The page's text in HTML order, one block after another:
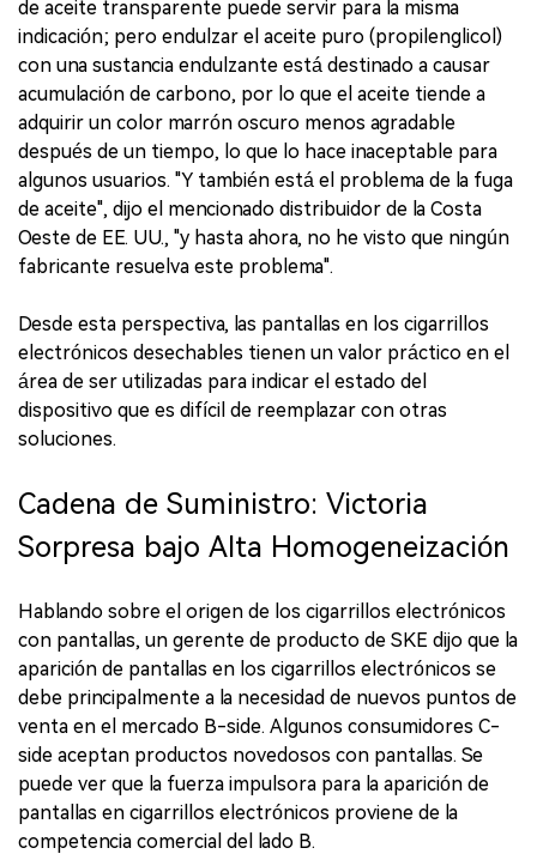
de aceite transparente puede servir para la misma
indicación; pero endulzar el aceite puro (propilenglicol)
con una sustancia endulzante está destinado a causar
acumulación de carbono, por lo que el aceite tiende a
adquirir un color marrón oscuro menos agradable
después de un tiempo, lo que lo hace inaceptable para
algunos usuarios. "Y también está el problema de la fuga
de aceite", dijo el mencionado distribuidor de la Costa
Oeste de EE. UU., "y hasta ahora, no he visto que ningún
fabricante resuelva este problema".
Desde esta perspectiva, las pantallas en los cigarrillos
electrónicos desechables tienen un valor práctico en el
área de ser utilizadas para indicar el estado del
dispositivo que es difícil de reemplazar con otras
soluciones.
Cadena de Suministro: Victoria
Sorpresa bajo Alta Homogeneización
Hablando sobre el origen de los cigarrillos electrónicos
con pantallas, un gerente de producto de SKE dijo que la
aparición de pantallas en los cigarrillos electrónicos se
debe principalmente a la necesidad de nuevos puntos de
venta en el mercado B-side. Algunos consumidores C-
side aceptan productos novedosos con pantallas. Se
puede ver que la fuerza impulsora para la aparición de
pantallas en cigarrillos electrónicos proviene de la
competencia comercial del lado B.